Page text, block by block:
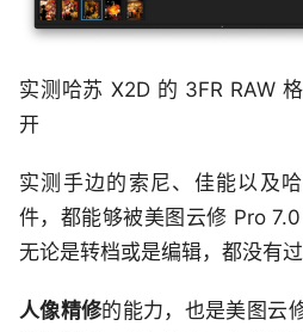
实测哈苏 X2D 的 3FR RAW
开
实测手边的索尼、佳能以及
件，都能够被美图云修 Pro 7.0
无论是转档或是编辑，都没有过
人像精修的能力，也是美图云